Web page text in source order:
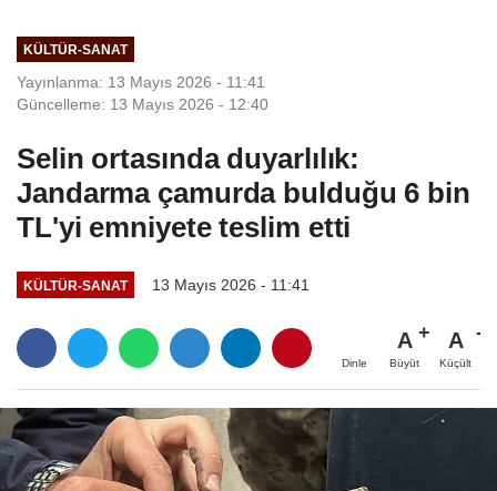
KÜLTÜR-SANAT
Yayınlanma: 13 Mayıs 2026 - 11:41
Güncelleme: 13 Mayıs 2026 - 12:40
Selin ortasında duyarlılık:
Jandarma çamurda bulduğu 6 bin
TL'yi emniyete teslim etti
KÜLTÜR-SANAT 13 Mayıs 2026 - 11:41
Dinle
A
Büyüt
A
Küçült